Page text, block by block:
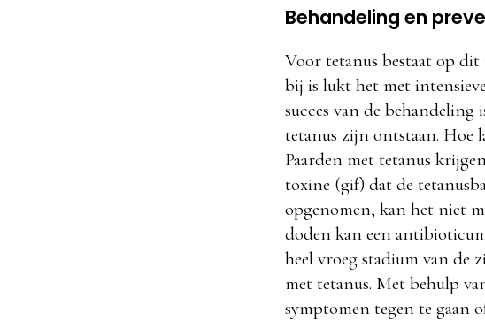
Behandeling en
Voor tetanus bestaat op
bij is lukt het met
succes van de
tetanus zijn ontstaan. Hoe
Paarden met tetanus
toxine (gif) dat de
opgenomen, kan het niet
doden kan een
heel vroeg stadium van de
met tetanus. Met behulp
symptomen tegen te gaan